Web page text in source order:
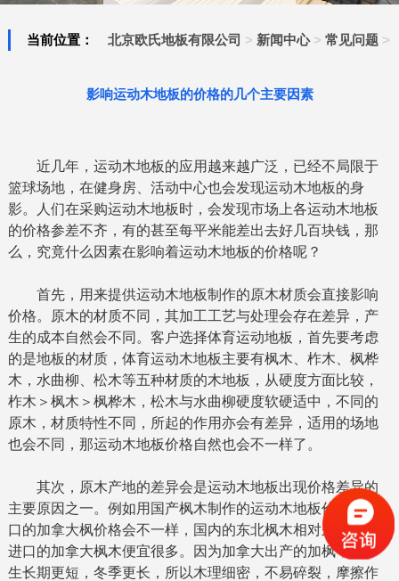
当前位置： 北京欧氏地板有限公司 > 新闻中心>常见问题 >
影响运动木地板的价格的几个主要因素
近几年，运动木地板的应用越来越广泛，已经不局限于
篮球场地，在健身房、活动中心也会发现运动木地板的身
影。人们在采购运动木地板时，会发现市场上各运动木地板
的价格参差不齐，有的甚至每平米能差出去好几百块钱，那
么，究竟什么因素在影响着运动木地板的价格呢？
首先，用来提供运动木地板制作的原木材质会直接影响
价格。原木的材质不同，其加工工艺与处理会存在差异，产
生的成本自然会不同。客户选择体育运动地板，首先要考虑
的是地板的材质，体育运动木地板主要有枫木、柞木、枫桦
木，水曲柳、松木等五种材质的木地板，从硬度方面比较，
柞木＞枫木＞枫桦木，松木与水曲柳硬度软硬适中，不同的
原木，材质特性不同，所起的作用亦会有差异，适用的场地
也会不同，那运动木地板价格自然也会不一样了。
其次，原木产地的差异会是运动木地板出现价格差异的
主要原因之一。例如用国产枫木制作的运动木地板价格和进
口的加拿大枫价格会不一样，国内的东北枫木相对来说，较
进口的加拿大枫木便宜很多。因为加拿大出产的加枫，由于
生长期更短，冬季更长，所以木理细密，不易碎裂，摩擦作